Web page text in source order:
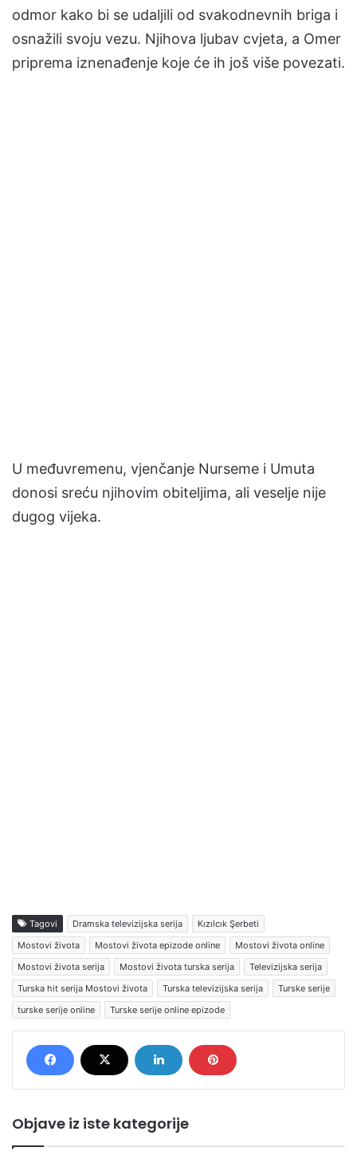
odmor kako bi se udaljili od svakodnevnih briga i
osnažili svoju vezu. Njihova ljubav cvjeta, a Omer
priprema iznenađenje koje će ih još više povezati.
U međuvremenu, vjenčanje Nurseme i Umuta
donosi sreću njihovim obiteljima, ali veselje nije
dugog vijeka.
Tagovi Dramska televizijska serija
Kızılcık Şerbeti
Mostovi života
Mostovi života epizode online
Mostovi života online
Mostovi života serija
Mostovi života turska serija
Televizijska serija
Turska hit serija Mostovi života
Turska televizijska serija
Turske serije
turske serije online
Turske serije online epizode
Objave iz iste kategorije